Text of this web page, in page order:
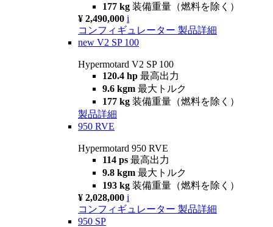
177 kg 装備重量（燃料を除く）
¥ 2,490,000 i
コンフィギュレーター 製品詳細
new V2 SP 100
Hypermotard V2 SP 100
120.4 hp 最高出力
9.6 kgm 最大トルク
177 kg 装備重量（燃料を除く）
製品詳細
950 RVE
Hypermotard 950 RVE
114 ps 最高出力
9.8 kgm 最大トルク
193 kg 装備重量（燃料を除く）
¥ 2,028,000 i
コンフィギュレーター 製品詳細
950 SP